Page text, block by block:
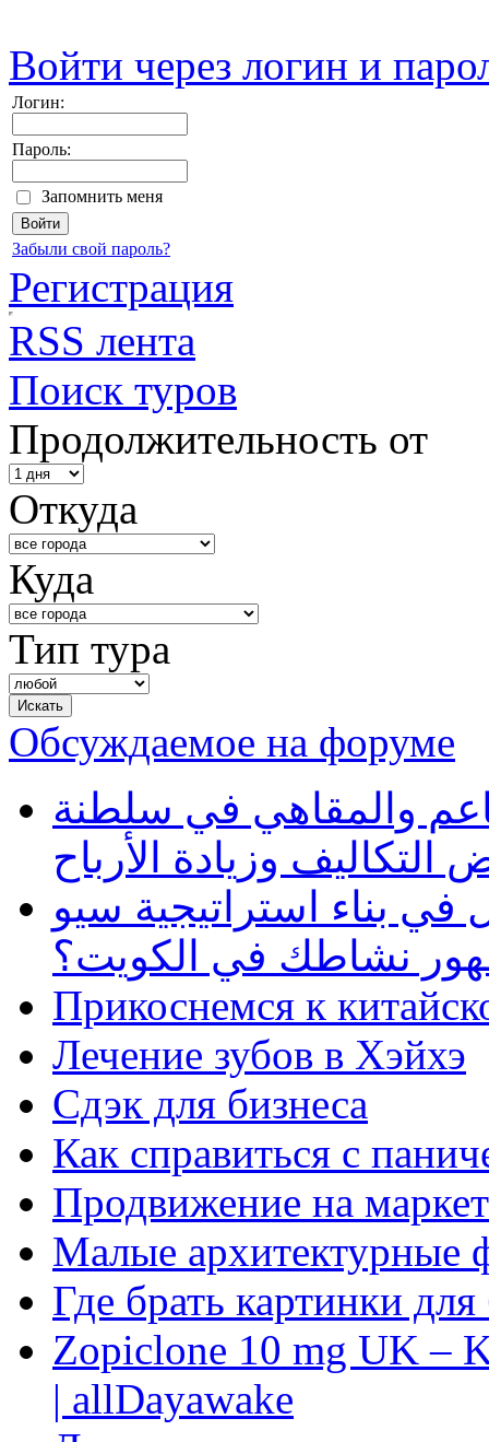
Войти через логин и
Логин:
Пароль:
Запомнить меня
Забыли свой пароль?
Регистрация
RSS лента
Поиск туров
Продолжительность от
Откуда
Куда
Тип тура
Обсуждаемое на форуме
والمقاهي في سلطنة
وزيادة الأرباح
بناء استراتيجية سيو
نشاطك في الكويت؟
Прикоснемся к
Лечение зубов в Хэйхэ
Сдэк для бизнеса
Как справиться с
Продвижение на
Малые архитектурные
Где брать картинки
Zopiclone 10 mg UK –
| allDayawake